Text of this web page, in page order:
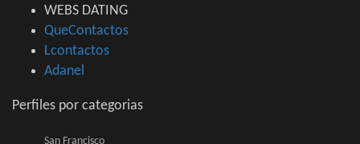
WEBS DATING
QueContactos
Lcontactos
Adanel
Perfiles por categorias
San Francisco